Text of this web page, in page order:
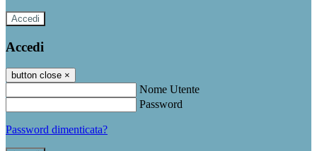
Accedi
Accedi
button close ×
Nome Utente
Password
Password dimenticata?